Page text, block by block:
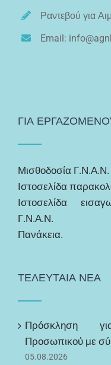
Ραντεβού για
Email:
ΓΙΑ
Μισθοδοσία Γ.Ν.Α.Ν.
Ιστοσελίδα
Ιστοσελίδα
Γ.Ν.Α.Ν.
Πανάκεια.
ΤΕΛΕΥΤΑΙΑ ΝΕΑ
Πρόσκληση
Προσωπικού με
05.08.2026